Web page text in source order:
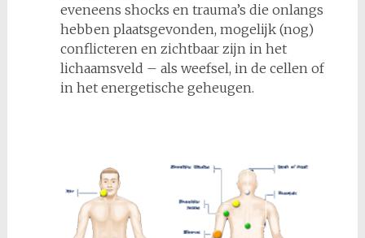
eveneens shocks en trauma’s die onlangs
hebben plaatsgevonden, mogelijk (nog)
conflicteren en zichtbaar zijn in het
lichaamsveld – als weefsel, in de cellen of
in het energetische geheugen.